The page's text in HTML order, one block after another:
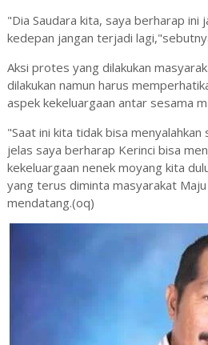
"Dia Saudara kita, saya berharap ini
kedepan jangan terjadi
Aksi protes yang dilakukan
dilakukan namun harus
aspek kekeluargaan antar sesama
"Saat ini kita tidak bisa menyalahkan
jelas saya berharap Kerinci bisa
kekeluargaan nenek moyang kita
yang terus diminta masyarakat
mendatang.(oq)